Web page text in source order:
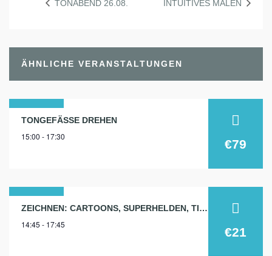
TONABEND 26.08. INTUITIVES MALEN
ÄHNLICHE VERANSTALTUNGEN
24
sep.
TONGEFÄSSE DREHEN
15:00 - 17:30
€79
11
sep.
ZEICHNEN: CARTOONS, SUPERHELDEN, TIERE…
14:45 - 17:45
€21